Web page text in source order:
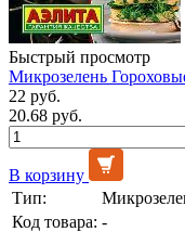
Быстрый просмотр
Микрозелень
22 руб.
20.68 руб.
В корзину
Тип:
Код товара: -